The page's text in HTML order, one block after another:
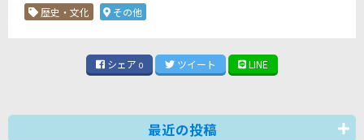
歴史・文化 その他
シェア 0 ツイート LINE
最近の投稿